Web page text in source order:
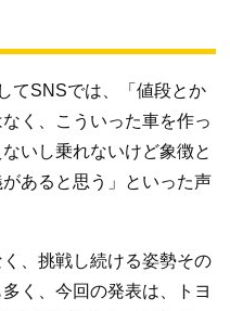
てSNSでは、「値段とか
く、こういった車を作っ
いし乗れないけど象徴と
あると思う」といった声
、挑戦し続ける姿勢その
く、今回の発表は、トヨ